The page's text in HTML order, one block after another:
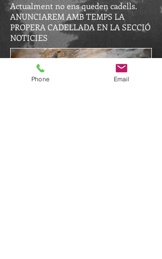
Actualment no ens queden cadells.
ANUNCIAREM AMB TEMPS LA
PROPERA CADELLADA EN LA SECCIÓ
NOTICIES
Phone Email